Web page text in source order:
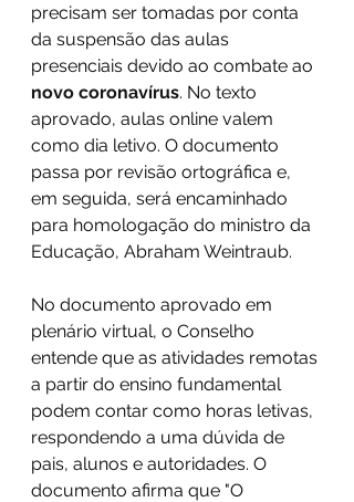
precisam ser tomadas por conta
da suspensão das aulas
presenciais devido ao combate ao
novo coronavírus. No texto
aprovado, aulas online valem
como dia letivo. O documento
passa por revisão ortográfica e,
em seguida, será encaminhado
para homologação do ministro da
Educação, Abraham Weintraub.
No documento aprovado em
plenário virtual, o Conselho
entende que as atividades remotas
a partir do ensino fundamental
podem contar como horas letivas,
respondendo a uma dúvida de
pais, alunos e autoridades. O
documento afirma que "O